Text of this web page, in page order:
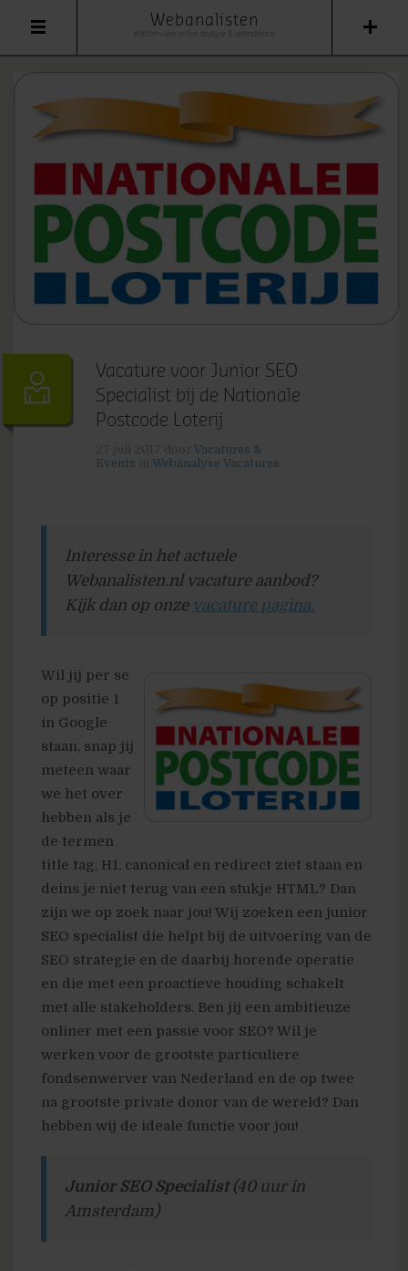
Webanalisten
Vacature voor Junior SEO
Specialist bij de Nationale
Postcode Loterij
Vacatures &
Events
Webanalyse Vacatures
Interesse in het actuele
Webanalisten.nl vacature aanbod?
Kijk dan op onze vacature pagina.
Wil jij per se
op positie 1
in Google
staan, snap jij
meteen waar
we het over
hebben als je
de termen
title tag, H1, canonical en redirect ziet staan en
deins je niet terug van een stukje HTML? Dan
zijn we op zoek naar jou! Wij zoeken een junior
SEO specialist die helpt bij de uitvoering van de
SEO strategie en de daarbij horende operatie
en die met een proactieve houding schakelt
met alle stakeholders. Ben jij een ambitieuze
onliner met een passie voor SEO? Wil je
werken voor de grootste particuliere
fondsenwerver van Nederland en de op twee
na grootste private donor van de wereld? Dan
hebben wij de ideale functie voor jou!
Junior SEO Specialist(40 uur in
Amsterdam)